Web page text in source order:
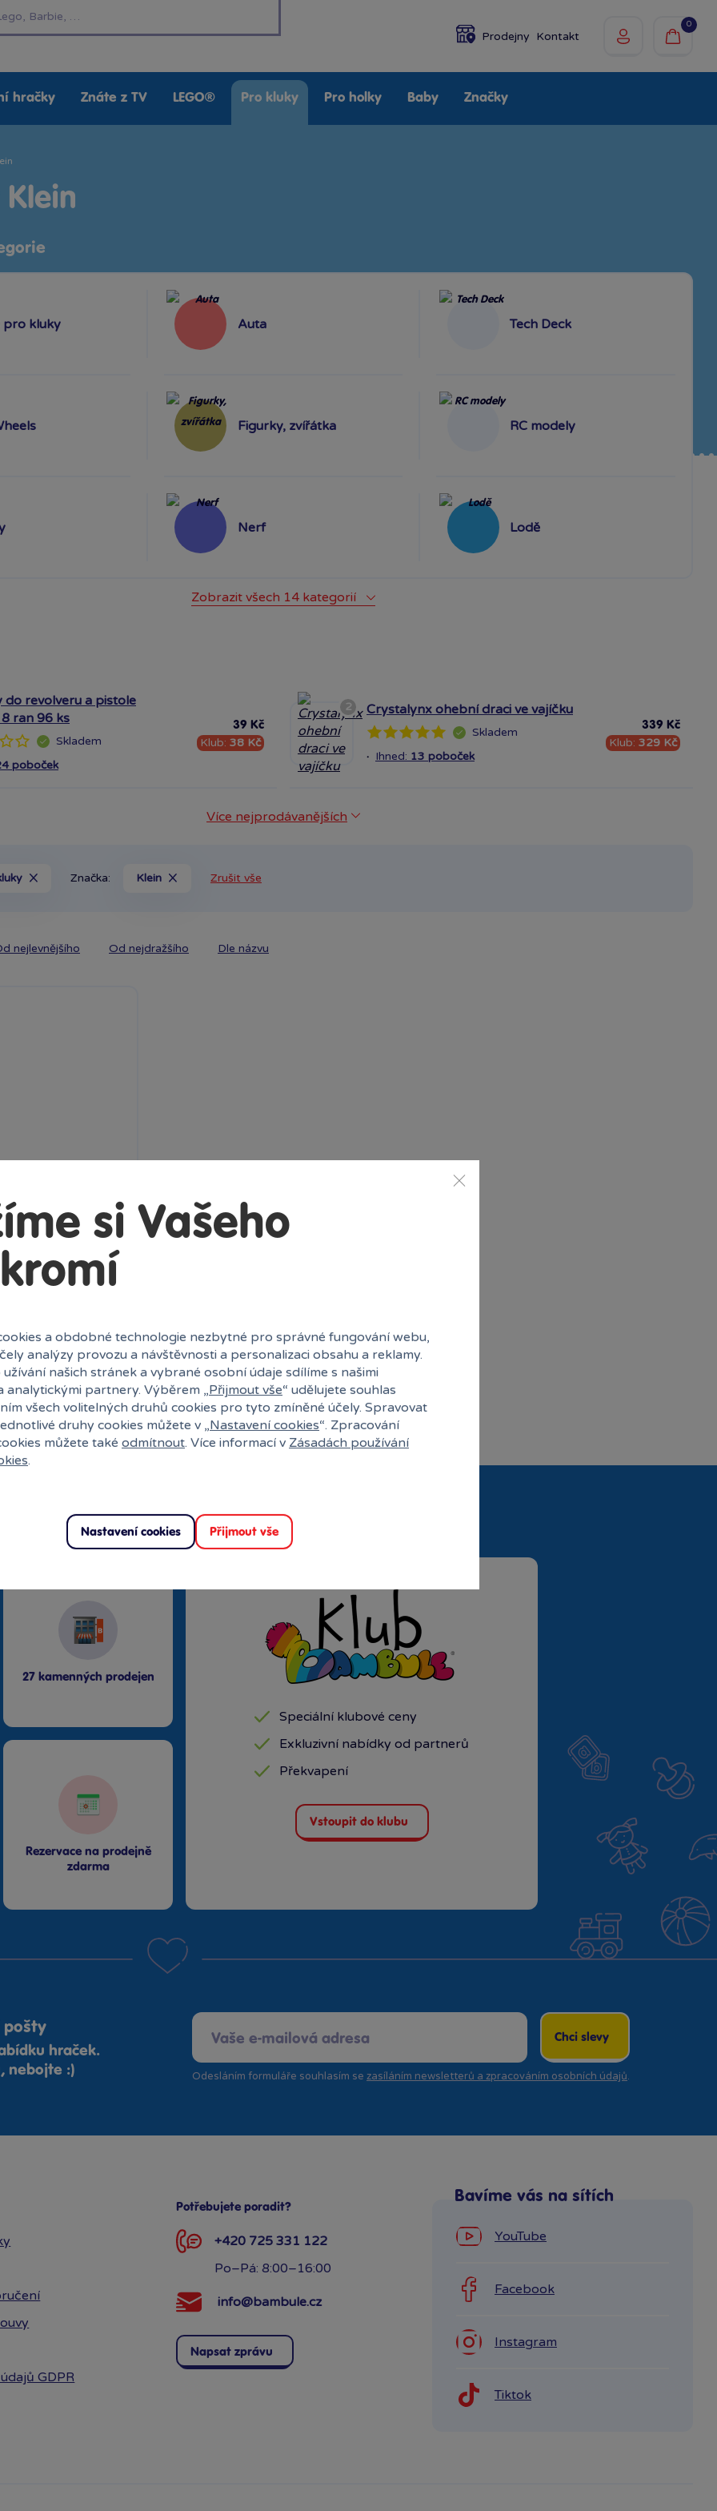
Prodejny Kontakt
0
hračky Znáte z TV LEGO® Pro kluky Pro holky Baby Značky
Klein
pro kluky Auta Tech Deck
Figurky, zvířátka RC modely
Nerf Lodě
Zobrazit všech 14 kategorií
do revolveru a pistole
ran 96 ks
Skladem
poboček
39 Kč
Klub: 38 Kč
2 Crystalynx ohební draci ve vajíčku
Skladem
· Ihned: 13 poboček
339 Kč
Klub: 329 Kč
Více nejprodávanějších
Značka: Klein Zrušit vše
nejlevnějšího Od nejdražšího Dle názvu
27 kamenných prodejen
Rezervace na prodejně
zdarma
Speciální klubové ceny
Exkluzivní nabídky od partnerů
Překvapení
Vstoupit do klubu
pošty
hraček.
nebojte :)
Chci slevy
Odesláním formuláře souhlasím se zasíláním newsletterů a zpracováním osobních údajů.
GDPR
Potřebujete poradit?
+420 725 331 122
Po–Pá: 8:00–16:00
info@bambule.cz
Napsat zprávu
Bavíme vás na sítích
YouTube
Facebook
Instagram
Tiktok
si Vašeho
a obdobné technologie nezbytné pro správné fungování webu,
analýzy provozu a návštěvnosti a personalizaci obsahu a reklamy.
našich stránek a vybrané osobní údaje sdílíme s našimi
analytickými partnery. Výběrem „Přijmout vše“ udělujete souhlas
všech volitelných druhů cookies pro tyto zmíněné účely. Spravovat
druhy cookies můžete v „Nastavení cookies“. Zpracování
můžete také odmítnout. Více informací v Zásadách používání
.
Nastavení cookies Přijmout vše